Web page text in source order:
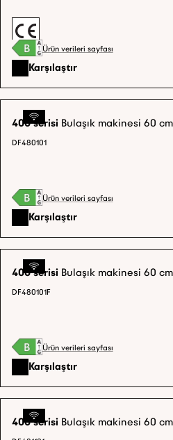
Ürün verileri sayfası
Karşılaştır
400 serisi Bulaşık makinesi 60 cm
DF480101
Ürün verileri sayfası
Karşılaştır
400 serisi Bulaşık makinesi 60
DF480101F
Ürün verileri sayfası
Karşılaştır
400 serisi Bulaşık makinesi 60 cm